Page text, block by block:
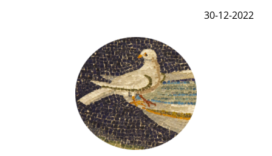
30-12-2022